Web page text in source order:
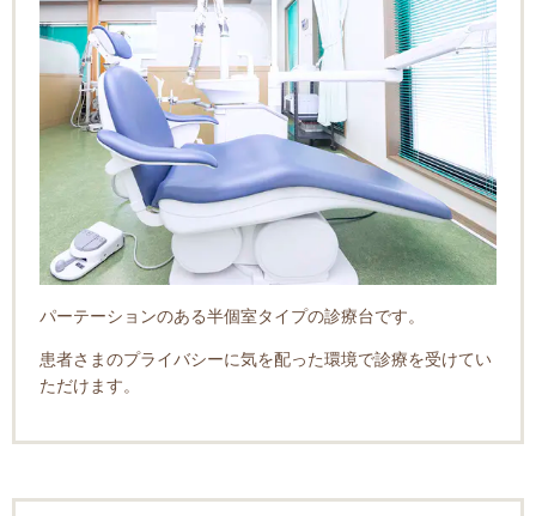
パーテーションのある半個室タイプの診療台です。
患者さまのプライバシーに気を配った環境で診療を受けてい
ただけます。